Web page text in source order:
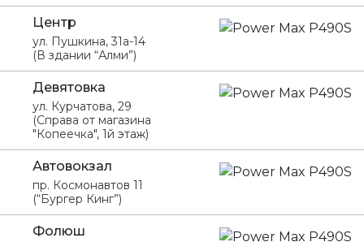
Центр
ул. Пушкина, 31а-14
(В здании “Алми”)
Девятовка
ул. Курчатова, 29
(Справа от магазина
"Копеечка", 1й этаж)
Автовокзал
пр. Космонавтов 11
(“Бургер Кинг”)
Фолюш